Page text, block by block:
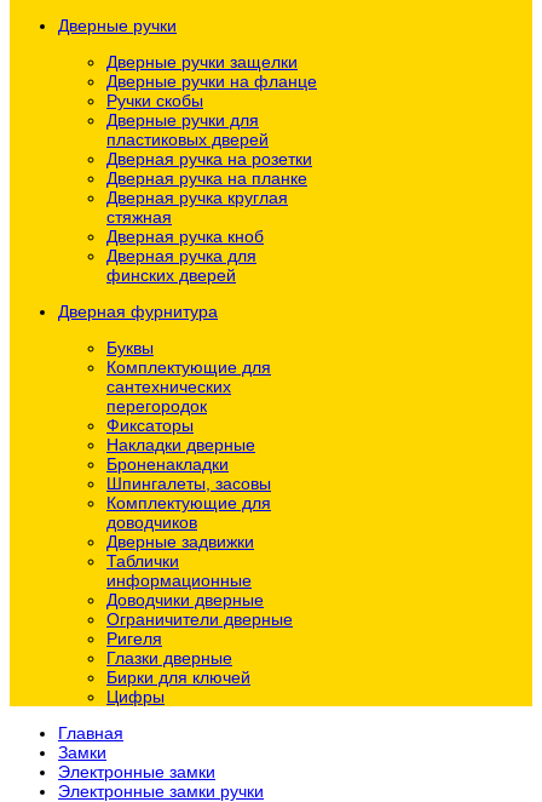
Дверные ручки
Дверные ручки защелки
Дверные ручки на фланце
Ручки скобы
Дверные ручки для
пластиковых дверей
Дверная ручка на розетки
Дверная ручка на планке
Дверная ручка круглая
стяжная
Дверная ручка кноб
Дверная ручка для
финских дверей
Дверная фурнитура
Буквы
Комплектующие для
сантехнических
перегородок
Фиксаторы
Накладки дверные
Броненакладки
Шпингалеты, засовы
Комплектующие для
доводчиков
Дверные задвижки
Таблички
информационные
Доводчики дверные
Ограничители дверные
Ригеля
Глазки дверные
Бирки для ключей
Цифры
Главная
Замки
Электронные замки
Электронные замки ручки